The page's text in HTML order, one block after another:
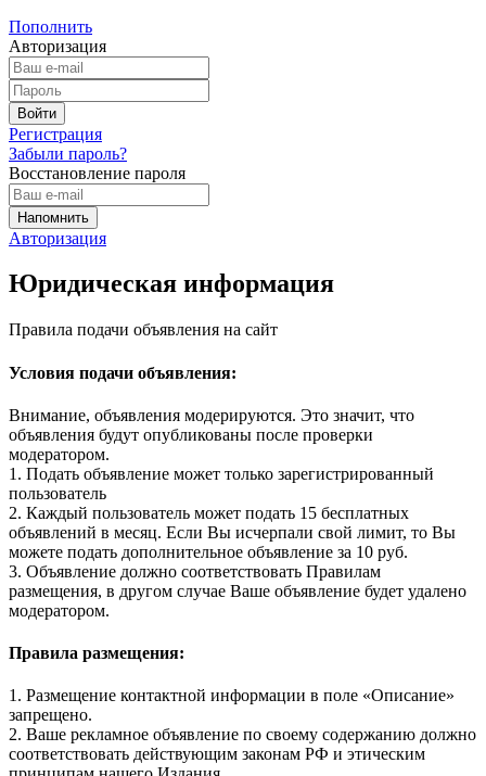
Пополнить
Авторизация
Регистрация
Забыли пароль?
Восстановление пароля
Авторизация
Юридическая информация
Правила подачи объявления на сайт
Условия подачи объявления:
Внимание, объявления модерируются. Это значит, что
объявления будут опубликованы после проверки
модератором.
1. Подать объявление может только зарегистрированный
пользователь
2. Каждый пользователь может подать 15 бесплатных
объявлений в месяц. Если Вы исчерпали свой лимит, то Вы
можете подать дополнительное объявление за 10 руб.
3. Объявление должно соответствовать Правилам
размещения, в другом случае Ваше объявление будет удалено
модератором.
Правила размещения:
1. Размещение контактной информации в поле «Описание»
запрещено.
2. Ваше рекламное объявление по своему содержанию должно
соответствовать действующим законам РФ и этическим